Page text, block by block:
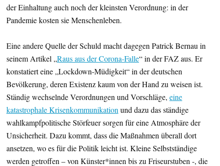
der Einhaltung auch noch der kleinsten Verordnung: in der
Pandemie kosten sie Menschenleben.
Eine andere Quelle der Schuld macht dagegen Patrick Bernau in
seinem Artikel „Raus aus der Corona-Falle“ in der FAZ aus. Er
konstatiert eine „Lockdown-Müdigkeit“ in der deutschen
Bevölkerung, deren Existenz kaum von der Hand zu weisen ist.
Ständig wechselnde Verordnungen und Vorschläge, eine
katastrophale Krisenkommunikation und dazu das ständige
wahlkampfpolitische Störfeuer sorgen für eine Atmosphäre der
Unsicherheit. Dazu kommt, dass die Maßnahmen überall dort
ansetzen, wo es für die Politik leicht ist. Kleine Selbstständige
werden getroffen – von Künster*innen bis zu Friseurstuben -, die